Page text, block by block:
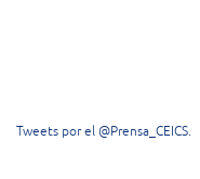
Tweets por el @Prensa_CEICS.